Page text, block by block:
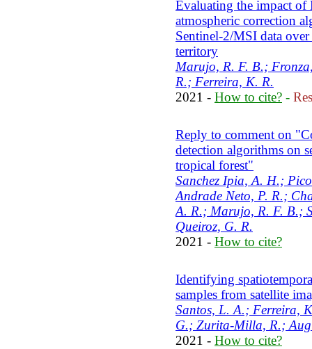
Evaluating the impact
atmospheric correction
Sentinel-2/MSI data
territory
Marujo, R. F. B.;
R.; Ferreira, K. R.
2021 - How to cite? -
Reply to comment on
detection algorithms on
tropical forest"
Sanchez Ipia, A. H.;
Andrade Neto, P. R.;
A. R.; Marujo, R. F. B.;
Queiroz, G. R.
2021 - How to cite?
Identifying
samples from satellite
Santos, L. A.; Ferreira,
G.; Zurita-Milla, R.;
2021 - How to cite?